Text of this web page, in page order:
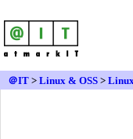
＠IT > Linux & OSS >